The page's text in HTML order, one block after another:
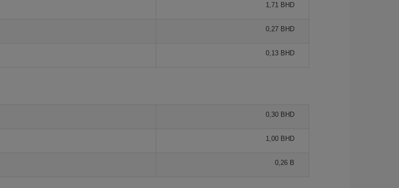
1,71 BHD
0,27 BHD
0,13 BHD
0,30 BHD
1,00 BHD
0,26 B